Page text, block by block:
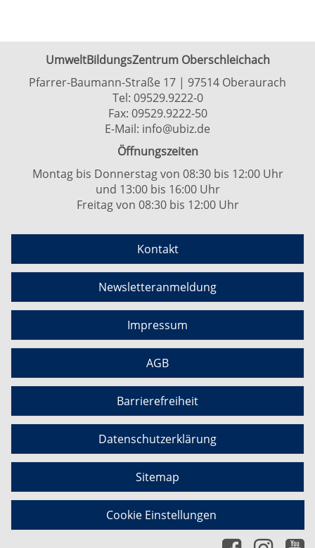
UmweltBildungsZentrum Oberschleichach
Pfarrer-Baumann-Straße 17 | 97514 Oberaurach
Tel: 09529.9222-0
Fax: 09529.9222-50
E-Mail: info@ubiz.de
Öffnungszeiten
Montag bis Donnerstag von 08:30 bis 12:00 Uhr
und 13:00 bis 16:00 Uhr
Freitag von 08:30 bis 12:00 Uhr
Kontakt
Newsletteranmeldung
Impressum
AGB
Barrierefreiheit
Datenschutzerklärung
Sitemap
Cookie Einstellungen